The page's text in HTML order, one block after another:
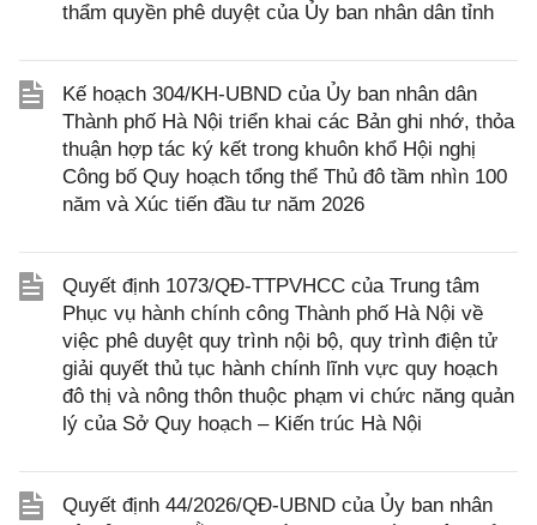
thẩm quyền phê duyệt của Ủy ban nhân dân tỉnh
Kế hoạch 304/KH-UBND của Ủy ban nhân dân
Thành phố Hà Nội triển khai các Bản ghi nhớ, thỏa
thuận hợp tác ký kết trong khuôn khổ Hội nghị
Công bố Quy hoạch tổng thể Thủ đô tầm nhìn 100
năm và Xúc tiến đầu tư năm 2026
Quyết định 1073/QĐ-TTPVHCC của Trung tâm
Phục vụ hành chính công Thành phố Hà Nội về
việc phê duyệt quy trình nội bộ, quy trình điện tử
giải quyết thủ tục hành chính lĩnh vực quy hoạch
đô thị và nông thôn thuộc phạm vi chức năng quản
lý của Sở Quy hoạch – Kiến trúc Hà Nội
Quyết định 44/2026/QĐ-UBND của Ủy ban nhân